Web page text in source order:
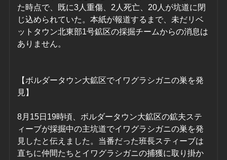
た時点で、既に3人重傷、2人死亡、20人が坑道に閉
じ込められていた。本紙が報道するまで、未だリベ
ットタウン北東部1号鉱区の採掘チームからの消息は
ありません。
【ボルダータウン大鉱区でイワグラシガニの巣を発
見】
8月15日19時頃、ボルダータウン大鉱区の鉱夫ステ
ィーブが採掘中の主坑道でイワグラシガニの巣を発
見したと伝えました。当番だった班長スティーブは
直ちに仲間たちとイワグラシガニの捕獲に取り掛か